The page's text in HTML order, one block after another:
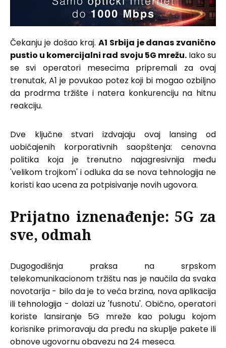
Čekanju je došao kraj. A1 Srbija je danas zvanično
pustio u komercijalni rad svoju 5G mrežu.Iako su
se svi operatori mesecima pripremali za ovaj
trenutak, A1 je povukao potez koji bi mogao ozbiljno
da prodrma tržište i natera konkurenciju na hitnu
reakciju.
Dve ključne stvari izdvajaju ovaj lansing od
uobičajenih korporativnih saopštenja: cenovna
politika koja je trenutno najagresivnija među
'velikom trojkom' i odluka da se nova tehnologija ne
koristi kao ucena za potpisivanje novih ugovora.
Prijatno iznenađenje: 5G za
sve, odmah
Dugogodišnja praksa na srpskom
telekomunikacionom tržištu nas je naučila da svaka
novotarija - bilo da je to veća brzina, nova aplikacija
ili tehnologija - dolazi uz 'fusnotu'. Obično, operatori
koriste lansiranje 5G mreže kao polugu kojom
korisnike primoravaju da pređu na skuplje pakete ili
obnove ugovornu obavezu na 24 meseca.